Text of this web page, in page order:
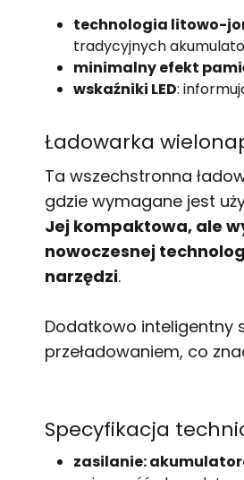
technologia litowo-
tradycyjnych
minimalny efekt
wskaźniki LED:
Ładowarka
Ta wszechstronna
gdzie wymagane jest
Jej kompaktowa, ale
nowoczesnej
narzędzi.
Dodatkowo inteligentny
przeładowaniem, co
Specyfikacja
zasilanie: